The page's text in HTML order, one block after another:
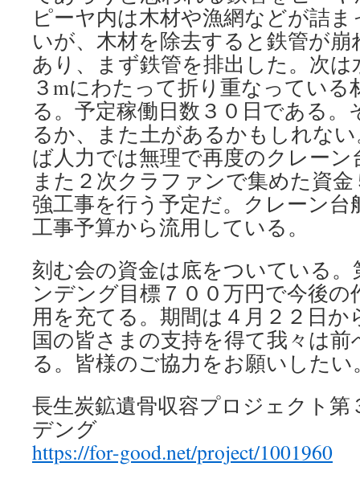
ピーヤ内は木材や漁網などが詰
いが、木材を除去すると鉄管が
あり、まず鉄管を排出した。次は
３mにわたって折り重なっている
る。予定稼働日数３０日である
るか、また土があるかもしれな
ば人力では無理で再度のクレー
また２次クラファンで集めた資
強工事を行う予定だ。クレーン台
工事予算から流用している。
刻む会の資金は底をついている
ンデング目標７００万円で今後の
用を充てる。期間は４月２２日か
国の皆さまの支持を得て我々は
る。皆様のご協力をお願いしたい
長生炭鉱遺骨収容プロジェクト
デング
https://for-good.net/project/1001960